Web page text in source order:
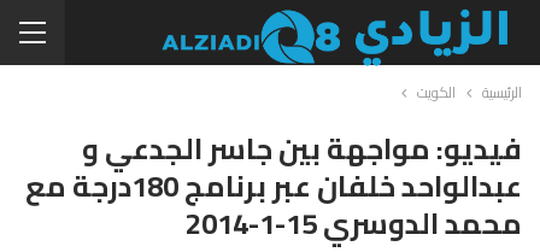
الرئيسية الكويت
فيديو: مواجهة بين جاسر الجدعي و
عبدالواحد خلفان عبر برنامج 180درجة مع
محمد الدوسري 15-1-2014